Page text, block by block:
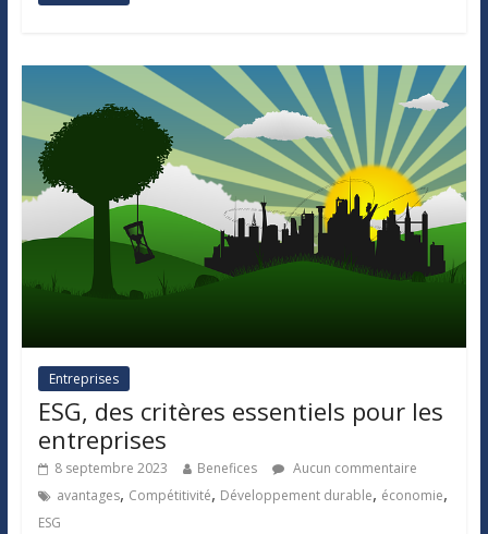
Entreprises
ESG, des critères essentiels pour les
entreprises
8 septembre 2023 Benefices
Aucun commentaire
avantages, Compétitivité, Développement durable, économie,
ESG